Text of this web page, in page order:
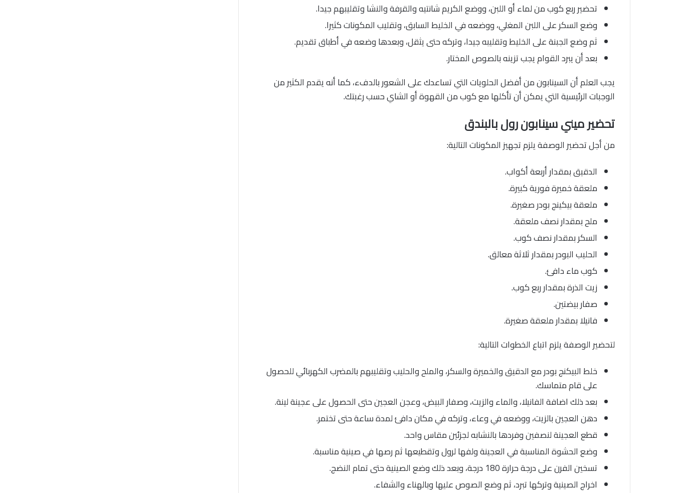
تحضير ربع كوب من لماء أو اللبن، ووضع الكريم شانتيه والقرفة والنشا وتقليبهم جيدا.
وضع السكر على اللبن المغلي، ووضعه في الخليط السابق، وتقليب المكونات كثيرا.
ثم وضع الجبنة على الخليط وتقليبه جيدا، وتركه حتى يثقل، وبعدها وضعه في أطباق تقديم.
بعد أن يبرد القوام يجب تزينه بالصوص المختار.
يجب العلم أن السينابون من أفضل الحلويات التي تساعدك على الشعور بالدفء، كما أنه يقدم الكثير من
الوجبات الرئيسية التي يمكن أن تأكلها مع كوب من القهوة أو الشاي حسب رغبتك.
تحضير ميني سينابون رول بالبندق
من أجل تحضير الوصفة يلزم تجهيز المكونات التالية:
الدقيق بمقدار أربعة أكواب.
ملعقة خميرة فورية كبيرة.
ملعقة بيكينج بودر صغيرة.
ملح بمقدار نصف ملعقة.
السكر بمقدار نصف كوب.
الحليب البودر بمقدار ثلاثة معالق.
كوب ماء دافئ.
زيت الذرة بمقدار ربع كوب.
صفار بيضتين.
فانيلا بمقدار ملعقة صغيرة.
لتحضير الوصفة يلزم اتباع الخطوات التالية:
خلط البيكنج بودر مع الدقيق والخميرة والسكر، والملح والحليب وتقليبهم بالمضرب الكهربائي للحصول
على قام متماسك.
بعد ذلك اضافة الفانيلا، والماء والزيت، وصفار البيض، وعجن العجين حتى الحصول على عجينة لينة.
دهن العجين بالزيت، ووضعه في وعاء، وتركه في مكان دافئ لمدة ساعة حتى تختمر.
قطع العجينة لنصفين وفردها بالنشابه لجزئين مقاس واحد.
وضع الحشوة المناسبة في العجينة ولفها لرول وتقطيعها ثم رصها في صينية مناسبة.
تسخين الفرن على درجة حرارة 180 درجة، وبعد ذلك وضع الصينية حتى تمام النضج.
اخراج الصينية وتركها تبرد، ثم وضع الصوص عليها وبالهناء والشفاء.